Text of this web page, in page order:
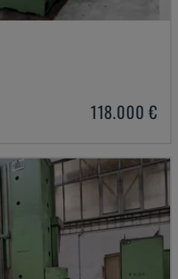
118.000 €